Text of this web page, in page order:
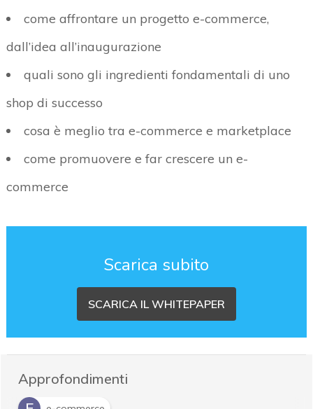
come affrontare un progetto e-commerce,
dall’idea all’inaugurazione
quali sono gli ingredienti fondamentali di uno
shop di successo
cosa è meglio tra e-commerce e marketplace
come promuovere e far crescere un e-
commerce
Scarica subito
SCARICA IL WHITEPAPER
Approfondimenti